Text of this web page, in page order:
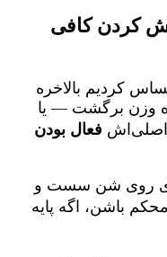
کردن کافی
کردیم بالاخره
وزن برگشت — یا
اصلی‌اش فعال بودن
روی شن سست و
باشن، اگه پایه